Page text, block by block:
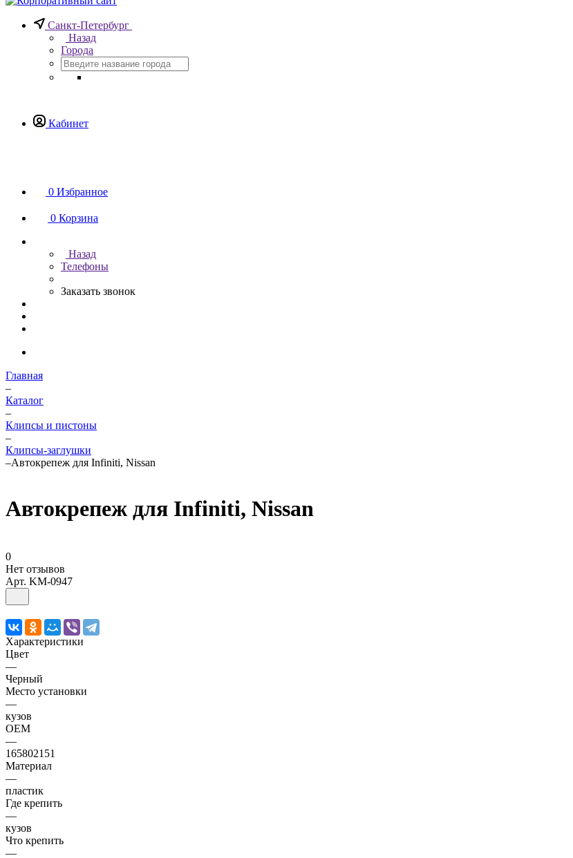
Санкт-Петербург
Назад
Города
Кабинет
0 Избранное
0 Корзина
Назад
Телефоны
Заказать звонок
Главная
–
Каталог
–
Клипсы и пистоны
–
Клипсы-заглушки
–Автокрепеж для Infiniti, Nissan
Автокрепеж для Infiniti, Nissan
0
Нет отзывов
Арт. KM-0947
Характеристики
Цвет
—
Черный
Место установки
—
кузов
OEM
—
165802151
Материал
—
пластик
Где крепить
—
кузов
Что крепить
—